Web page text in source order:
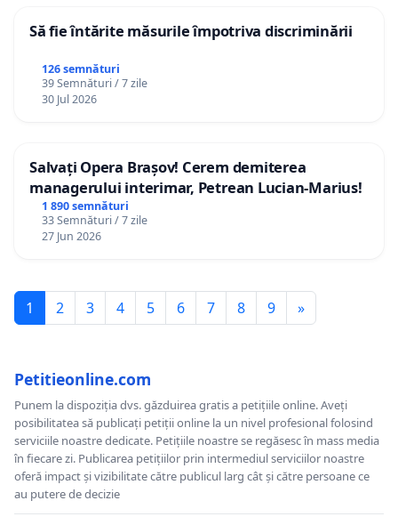
Să fie întărite măsurile împotriva discriminării
126 semnături
39 Semnături / 7 zile
30 Jul 2026
Salvați Opera Brașov! Cerem demiterea
managerului interimar, Petrean Lucian-Marius!
1 890 semnături
33 Semnături / 7 zile
27 Jun 2026
1 2 3 4 5 6 7 8 9 »
Petitieonline.com
Punem la dispoziția dvs. găzduirea gratis a petițiile online. Aveți
posibilitatea să publicați petiții online la un nivel profesional folosind
serviciile noastre dedicate. Petițiile noastre se regăsesc în mass media
în fiecare zi. Publicarea petițiilor prin intermediul serviciilor noastre
oferă impact și vizibilitate către publicul larg cât și către persoane ce
au putere de decizie